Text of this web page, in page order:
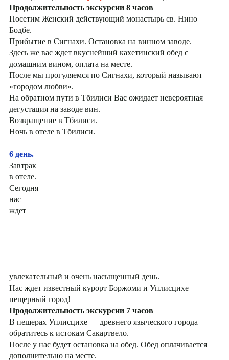
Продолжительность экскурсии 8 часов
Посетим Женский действующий монастырь св. Нино
Бодбе.
Прибытие в Сигнахи. Остановка на винном заводе.
Здесь же вас ждет вкуснейший кахетинский обед с
домашним вином, оплата на месте.
После мы прогуляемся по Сигнахи, который называют
«городом любви».
На обратном пути в Тбилиси Вас ожидает невероятная
дегустация на заводе вин.
Возвращение в Тбилиси.
Ночь в отеле в Тбилиси.
6 день.
Завтрак
в отеле.
Сегодня
нас
ждет
увлекательный и очень насыщенный день.
Нас ждет известный курорт Боржоми и Уплисцихе –
пещерный город!
Продолжительность экскурсии 7 часов
В пещерах Уплисцихе — древнего языческого города —
обратитесь к истокам Сакартвело.
После у нас будет остановка на обед. Обед оплачивается
дополнительно на месте.